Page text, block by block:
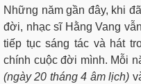
Những năm gần đây, khi
đời, nhạc sĩ Hằng Vang
tiếp tục sáng tác và hát
chính cuộc đời mình. Mỗi
(ngày 20 tháng 4 âm lịch)